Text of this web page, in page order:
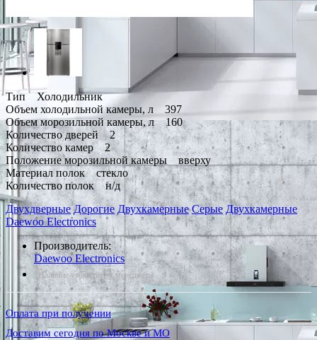
Тип Холодильник
Объем холодильной камеры, л 397
Объем морозильной камеры, л 160
Количество дверей 2
Количество камер 2
Положение морозильной камеры вверху
Материал полок стекло
Количество полок н/д
Двухдверные Дорогие Двухкамерные Серые Двухкамерные
Daewoo Electronics
Производитель:
Daewoo Electronics
*Наличие уточняйте у менеджера
Оплата при получении
Доставим сегодня по Москве и МО